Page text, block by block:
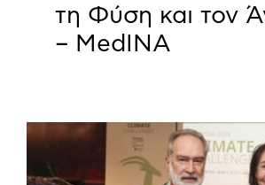
τη Φύση και τον
– MedINA